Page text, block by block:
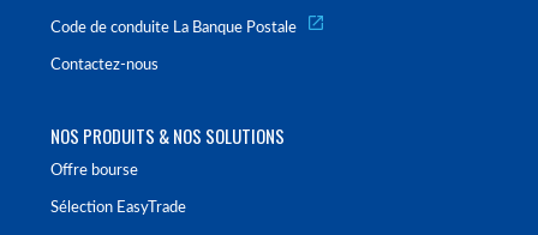
Code de conduite La Banque Postale
Contactez-nous
NOS PRODUITS & NOS SOLUTIONS
Offre bourse
Sélection EasyTrade